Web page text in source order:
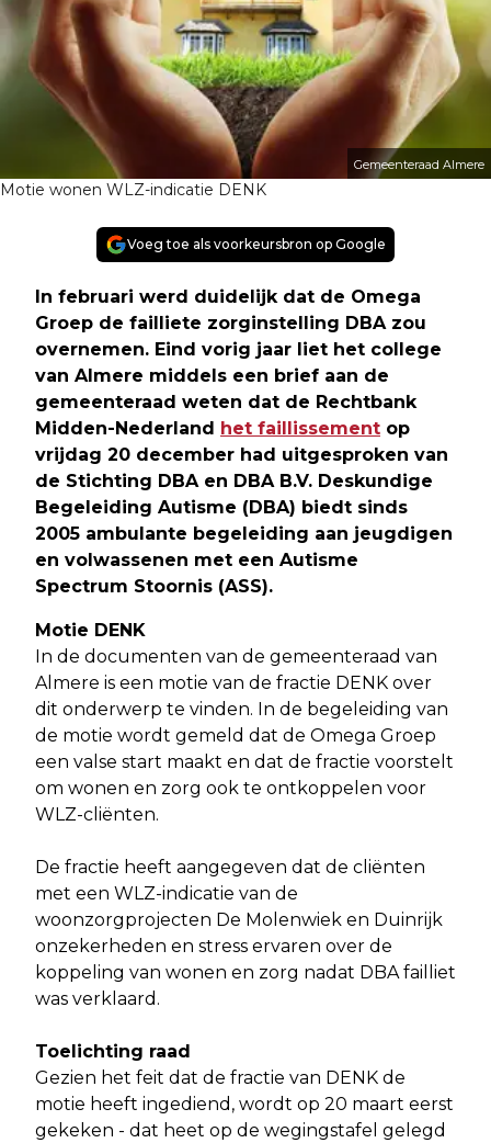
Gemeenteraad Almere
Motie wonen WLZ-indicatie DENK
Voeg toe als voorkeursbron op Google
In februari werd duidelijk dat de Omega
Groep de failliete zorginstelling DBA zou
overnemen. Eind vorig jaar liet het college
van Almere middels een brief aan de
gemeenteraad weten dat de Rechtbank
Midden-Nederland
het faillissement op
vrijdag 20 december had uitgesproken van
de Stichting DBA en DBA B.V. Deskundige
Begeleiding Autisme (DBA) biedt sinds
2005 ambulante begeleiding aan jeugdigen
en volwassenen met een Autisme
Spectrum Stoornis (ASS).
Motie DENK
In de documenten van de gemeenteraad van
Almere is een motie van de fractie DENK over
dit onderwerp te vinden. In de begeleiding van
de motie wordt gemeld dat de Omega Groep
een valse start maakt en dat de fractie voorstelt
om wonen en zorg ook te ontkoppelen voor
WLZ-cliënten.
De fractie heeft aangegeven dat de cliënten
met een WLZ-indicatie van de
woonzorgprojecten De Molenwiek en Duinrijk
onzekerheden en stress ervaren over de
koppeling van wonen en zorg nadat DBA failliet
was verklaard.
Toelichting raad
Gezien het feit dat de fractie van DENK de
motie heeft ingediend, wordt op 20 maart eerst
gekeken - dat heet op de wegingstafel gelegd